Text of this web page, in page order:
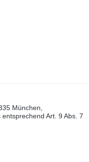
München,
Art. 9 Abs. 7